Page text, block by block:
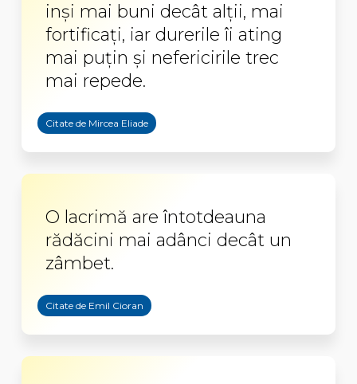
inşi mai buni decât alţii, mai
fortificaţi, iar durerile îi ating
mai puţin şi nefericirile trec
mai repede.
Citate de Mircea Eliade
O lacrimă are întotdeauna
rădăcini mai adânci decât un
zâmbet.
Citate de Emil Cioran